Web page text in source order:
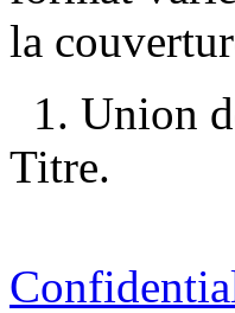
la
1. Union
Titre.